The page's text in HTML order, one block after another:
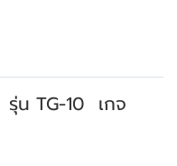
รุ่น TG-10 เกจ